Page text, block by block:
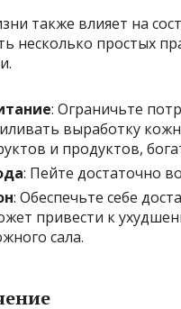
также влияет на
несколько простых
: Ограничьте
выработку
и продуктов,
: Пейте достаточно
: Обеспечьте себе
привести к
сала.